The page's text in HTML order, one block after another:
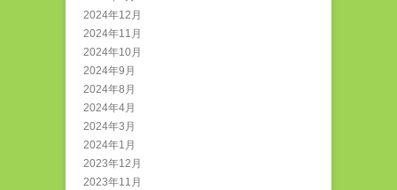
2024年12月
2024年11月
2024年10月
2024年9月
2024年8月
2024年4月
2024年3月
2024年1月
2023年12月
2023年11月